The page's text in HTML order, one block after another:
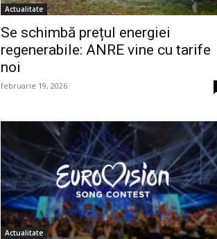
Actualitate
Se schimbă prețul energiei
regenerabile: ANRE vine cu tarife
noi
februarie 19, 2026
Actualitate